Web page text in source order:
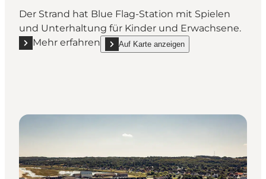
Der Strand hat Blue Flag-Station mit Spielen
und Unterhaltung für Kinder und Erwachsene.
Mehr erfahren
Mehr erfahren "Fjellerup Strand"
Auf Karte anzeigen
show Fjellerup Strand on_map